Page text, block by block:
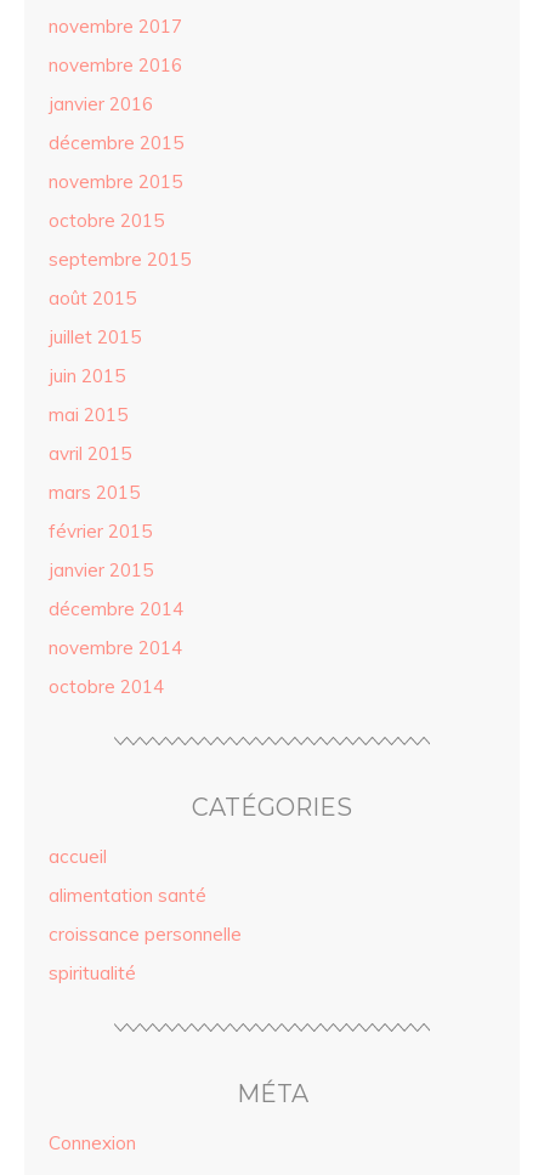
novembre 2017
novembre 2016
janvier 2016
décembre 2015
novembre 2015
octobre 2015
septembre 2015
août 2015
juillet 2015
juin 2015
mai 2015
avril 2015
mars 2015
février 2015
janvier 2015
décembre 2014
novembre 2014
octobre 2014
CATÉGORIES
accueil
alimentation santé
croissance personnelle
spiritualité
MÉTA
Connexion